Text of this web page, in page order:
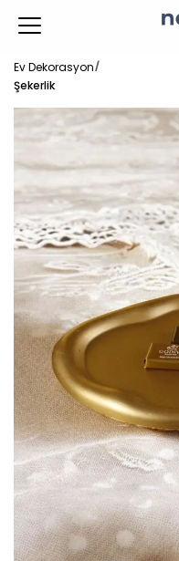
Ev Dekorasyon
Şekerlik